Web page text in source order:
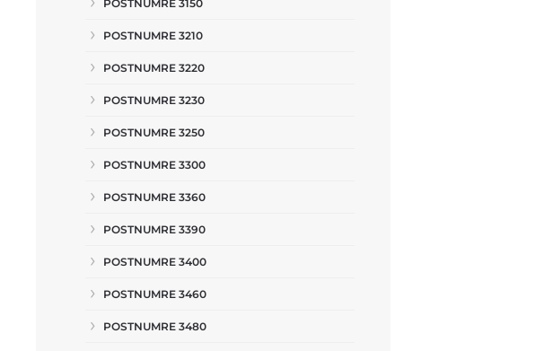
POSTNUMRE 3150
POSTNUMRE 3210
POSTNUMRE 3220
POSTNUMRE 3230
POSTNUMRE 3250
POSTNUMRE 3300
POSTNUMRE 3360
POSTNUMRE 3390
POSTNUMRE 3400
POSTNUMRE 3460
POSTNUMRE 3480